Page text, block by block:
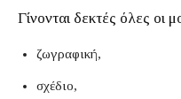
Γίνονται δεκτές όλες οι
ζωγραφική,
σχέδιο,